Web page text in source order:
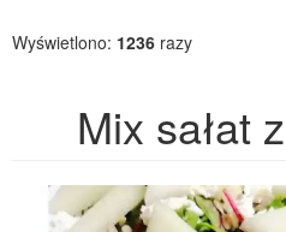
Wyświetlono: 1236 razy
Mix sałat